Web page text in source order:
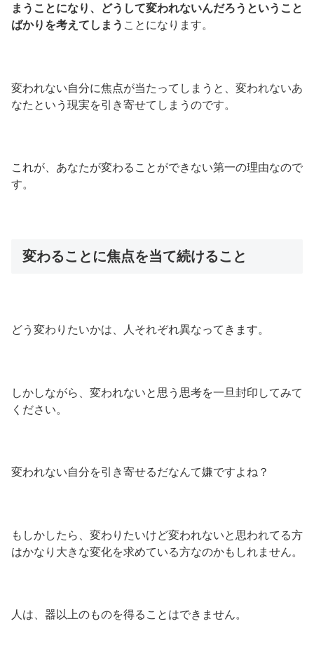
まうことになり、どうして変われないんだろうということ
ばかりを考えてしまう ことになります。
変われない自分に焦点が当たってしまうと、変われないあ
なたという現実を引き寄せてしまうのです。
これが、あなたが変わることができない第一の理由なので
す。
変わることに焦点を当て続けること
どう変わりたいかは、人それぞれ異なってきます。
しかしながら、変われないと思う思考を一旦封印してみて
ください。
変われない自分を引き寄せるだなんて嫌ですよね？
もしかしたら、変わりたいけど変われないと思われてる方
はかなり大きな変化を求めている方なのかもしれません。
人は、器以上のものを得ることはできません。